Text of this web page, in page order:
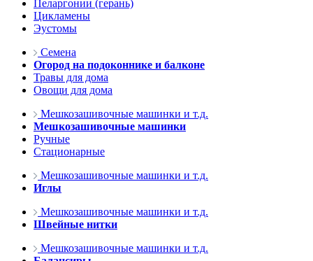
Пеларгонии (герань)
Цикламены
Эустомы
Семена
Огород на подоконнике и балконе
Травы для дома
Овощи для дома
Мешкозашивочные машинки и т.д.
Мешкозашивочные машинки
Ручные
Стационарные
Мешкозашивочные машинки и т.д.
Иглы
Мешкозашивочные машинки и т.д.
Швейные нитки
Мешкозашивочные машинки и т.д.